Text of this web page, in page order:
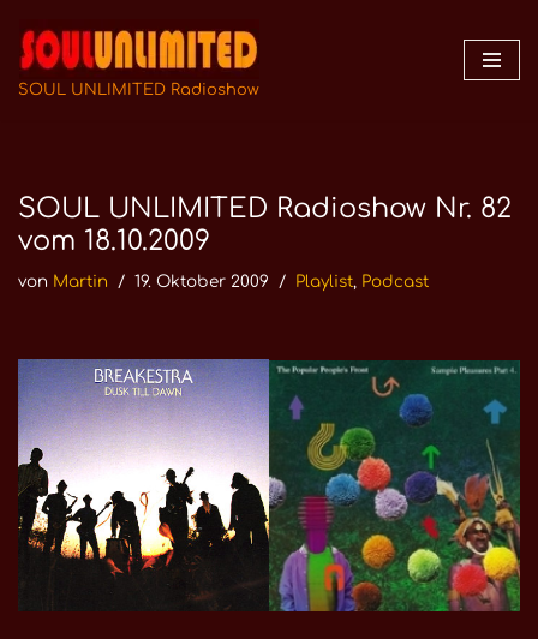
Zum
Inhalt
SOUL UNLIMITED Radioshow
SOUL UNLIMITED Radioshow Nr. 82
vom 18.10.2009
von Martin 19. Oktober 2009 Playlist, Podcast